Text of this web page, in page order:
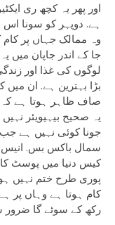
اور پھر یہ کچھ ری
ہے. دوپہر کو سونا
وہ ممالک جہاں پر
جا کے اندر جاپان میں
لوگوں کی غذا اور
بڑا بہترین ہے. ان
صاف ظاہر ہوتا ہے کہ
یہ صحیح بیہیویئر
جونا کوئی نہیں ہے
سمال باکس بس. انیس
کیس دنیا میں پوسٹ کا
پوری طرح ختم نہیں
کام ہوتا ہے وہاں پر
رکھ کے سوئے گا ضرور